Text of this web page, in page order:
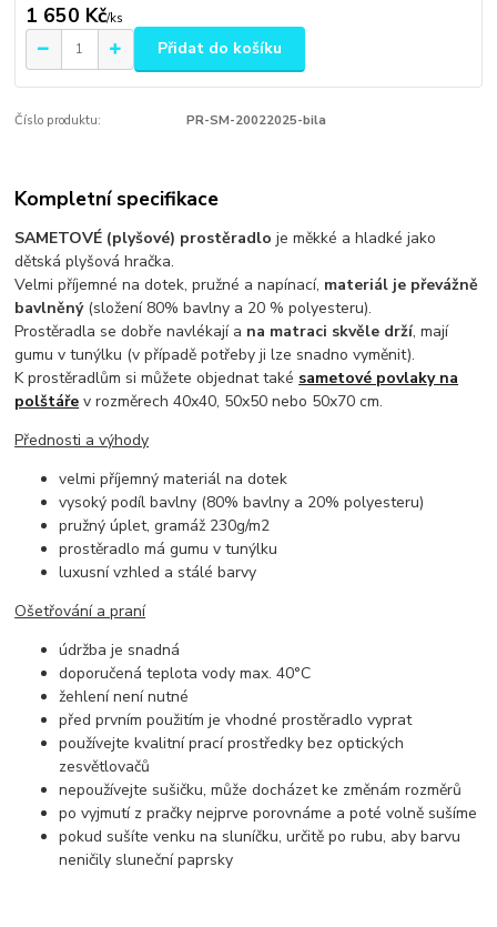
1 650 Kč/ks
Přidat do košíku
Číslo produktu: PR-SM-20022025-bila
Kompletní specifikace
SAMETOVÉ (plyšové) prostěradlo je měkké a hladké jako
dětská plyšová hračka.
Velmi příjemné na dotek, pružné a napínací, materiál je převážně
bavlněný(složení 80% bavlny a 20 % polyesteru).
Prostěradla se dobře navlékají a na matraci skvěle drží, mají
gumu v tunýlku (v případě potřeby ji lze snadno vyměnit).
K prostěradlům si můžete objednat také sametové povlaky na
polštáře v rozměrech 40x40, 50x50 nebo 50x70 cm.
Přednosti a výhody
velmi příjemný materiál na dotek
vysoký podíl bavlny (80% bavlny a 20% polyesteru)
pružný úplet, gramáž 230g/m2
prostěradlo má gumu v tunýlku
luxusní vzhled a stálé barvy
Ošetřování a praní
údržba je snadná
doporučená teplota vody max. 40°C
žehlení není nutné
před prvním použitím je vhodné prostěradlo vyprat
používejte kvalitní prací prostředky bez optických
zesvětlovačů
nepoužívejte sušičku, může docházet ke změnám rozměrů
po vyjmutí z pračky nejprve porovnáme a poté volně sušíme
pokud sušíte venku na sluníčku, určitě po rubu, aby barvu
neničily sluneční paprsky